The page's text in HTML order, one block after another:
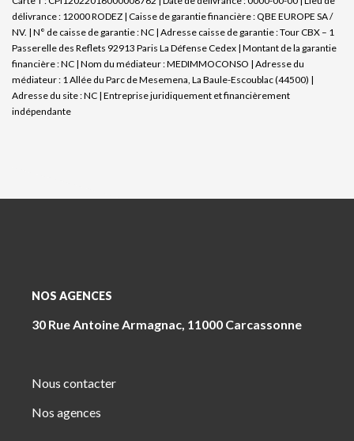
délivrance : 12000 RODEZ | Caisse de garantie financière : QBE EUROPE SA /
NV. | N° de caisse de garantie : NC | Adresse caisse de garantie : Tour CBX – 1
Passerelle des Reflets 92913 Paris La Défense Cedex | Montant de la garantie
financière : NC | Nom du médiateur : MEDIMMOCONSO | Adresse du
médiateur : 1 Allée du Parc de Mesemena, La Baule-Escoublac (44500) |
Adresse du site : NC | Entreprise juridiquement et financièrement
indépendante
NOS AGENCES
30 Rue Antoine Armagnac, 11000 Carcassonne
Nous contacter
Nos agences